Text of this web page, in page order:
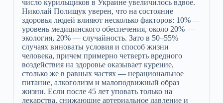
число курильщиков в Украине увеличилось вдвое.
Николай Полищук уверен, что на состояние
здоровья людей влияют несколько факторов: 10% —
уровень медицинского обеспечения, около 20% —
экология, 20% — случайность. Зато в 50–55%
случаях виноваты условия и способ жизни
человека, причем примерно четверть вредного
воздействия на здоровье оказывает курение,
столько же в равных частях — нерациональное
питание, алкоголизм и малоподвижный образ
жизни. Если после 45 лет уповать только на
лекарства, снижающие артериальное давление и